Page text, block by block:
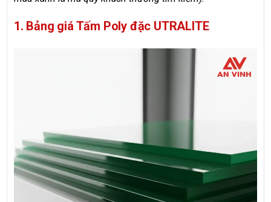
1. Bảng giá Tấm Poly đặc UTRALITE